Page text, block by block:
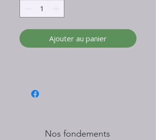
Ajouter au panier
Nos fondements